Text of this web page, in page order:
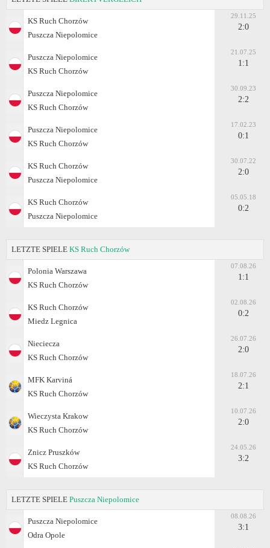
KS Ruch Chorzów
Puszcza Niepolomice
29.11.25
2:0
Puszcza Niepolomice
KS Ruch Chorzów
21.07.25
1:1
Puszcza Niepolomice
KS Ruch Chorzów
30.09.23
2:2
Puszcza Niepolomice
KS Ruch Chorzów
17.02.23
0:1
KS Ruch Chorzów
Puszcza Niepolomice
30.07.22
2:0
KS Ruch Chorzów
Puszcza Niepolomice
05.05.18
0:2
LETZTE SPIELE KS Ruch Chorzów
Polonia Warszawa
KS Ruch Chorzów
07.08.26
1:1
KS Ruch Chorzów
Miedz Legnica
02.08.26
0:2
Nieciecza
KS Ruch Chorzów
26.07.26
2:0
MFK Karviná
KS Ruch Chorzów
18.07.26
2:1
Wieczysta Krakow
KS Ruch Chorzów
10.07.26
2:0
Znicz Pruszków
KS Ruch Chorzów
24.05.26
3:2
LETZTE SPIELE Puszcza Niepolomice
Puszcza Niepolomice
Odra Opole
08.08.26
3:1